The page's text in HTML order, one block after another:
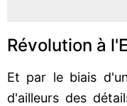
Révolution à
Et par le biais
d'ailleurs des